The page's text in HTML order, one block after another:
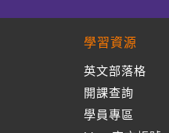
學習資源
英文部落格
開課查詢
學員專區